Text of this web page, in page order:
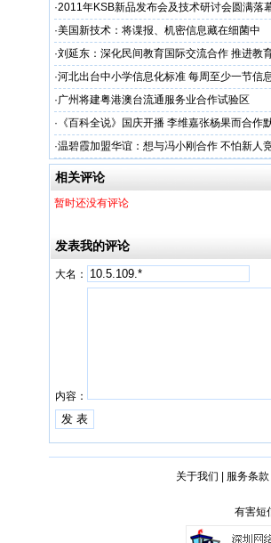
·2011年KSB新品发布会及技术研讨会圆满落
·美国新技术：将谍报、机密信息藏在细菌中
·刘延东：深化民间教育国际交流合作 推进教
·河北出台中小学信息化标准 每周至少一节信
·广州将建粤港澳台流通服务业合作试验区
· 《百科全说》国庆开播 李维嘉张杨果而合作
·温碧霞加盟华谊：想与冯小刚合作 不怕新人
相关评论
暂时还没有评论
发表我的评论
大名：
内容：
关于我们 服务条款
有害短